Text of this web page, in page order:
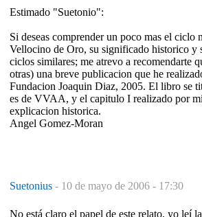
Estimado "Suetonio":
Si deseas comprender un poco mas el ciclo
Vellocino de Oro, su significado historico y
ciclos similares; me atrevo a recomendarte
otras) una breve publicacion que he
Fundacion Joaquin Diaz, 2005. El libro se
es de VVAA, y el capitulo I realizado por
explicacion historica.
Angel Gomez-Moran
Suetonius - 10 de mayo de 2006 - 17:30
No está claro el papel de este relato, yo leí